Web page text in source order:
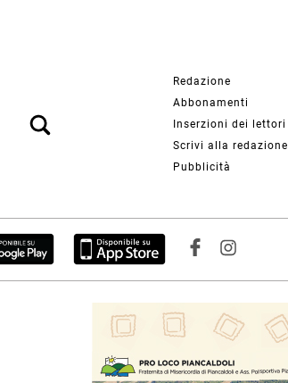
Redazione
Abbonamenti
Inserzioni dei lettori
Scrivi alla redazione
Pubblicità